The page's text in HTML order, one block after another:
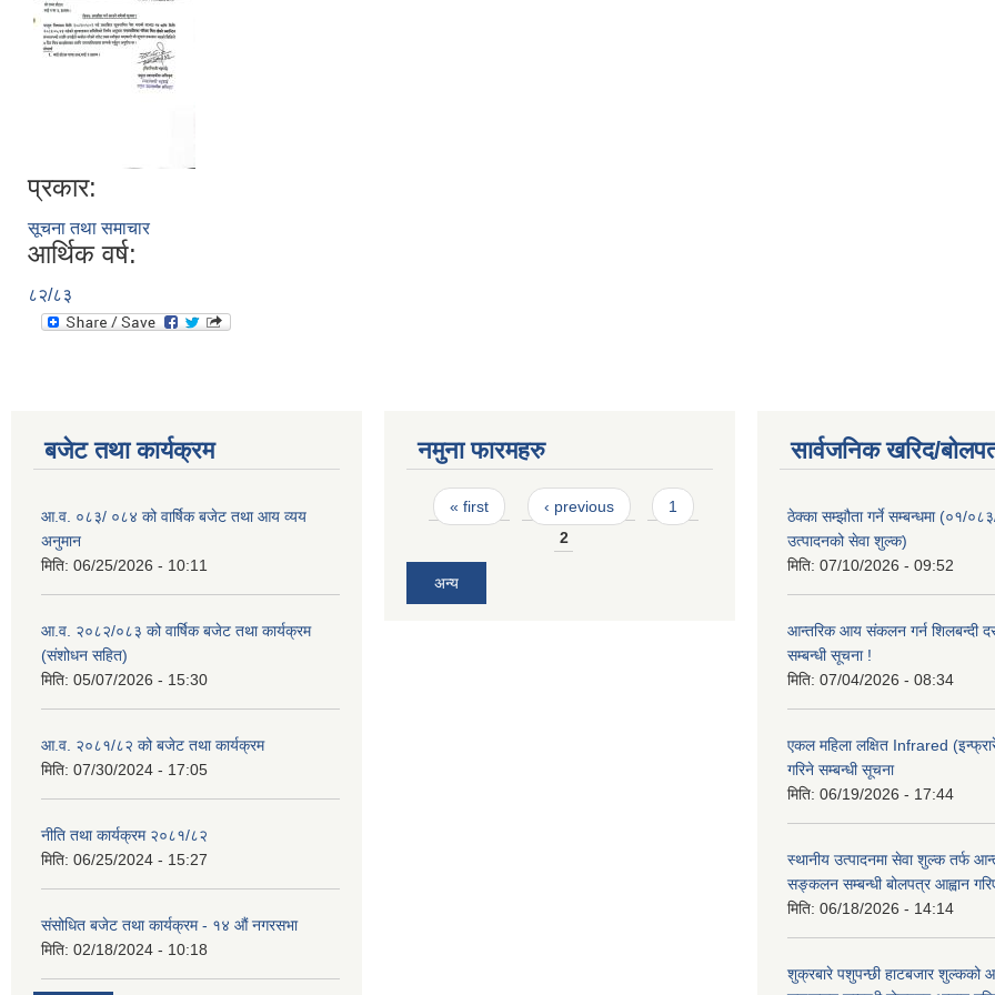
प्रकार:
सूचना तथा समाचार
आर्थिक वर्ष:
८२/८३
बजेट तथा कार्यक्रम
आ.व. ०८३/ ०८४ को वार्षिक बजेट तथा आय व्यय
अनुमान
मिति: 06/25/2026 - 10:11
आ.व. २०८२/०८३ को वार्षिक बजेट तथा कार्यक्रम
(संशोधन सहित)
मिति: 05/07/2026 - 15:30
आ.व. २०८१/८२ को बजेट तथा कार्यक्रम
मिति: 07/30/2024 - 17:05
नीति तथा कार्यक्रम २०८१/८२
मिति: 06/25/2024 - 15:27
संसोधित बजेट तथा कार्यक्रम - १४ औं नगरसभा
मिति: 02/18/2024 - 10:18
नमुना फारमहरु
Pages
« first ‹ previous
1
2
अन्य
सार्वजनिक खरिद/
ठेक्का सम्झौता गर्ने सम्बन्धमा (०१/
उत्पादनको सेवा शुल्क)
मिति: 07/10/2026 - 09:52
आन्तरिक आय संकलन गर्न शिलबन्दी
सम्बन्धी सूचना !
मिति: 07/04/2026 - 08:34
एकल महिला लक्षित Infrared
गरिने सम्बन्धी सूचना
मिति: 06/19/2026 - 17:44
स्थानीय उत्पादनमा सेवा शुल्क तर्फ
सङ्कलन सम्बन्धी बोलपत्र आह्वान
मिति: 06/18/2026 - 14:14
शुक्रबारे पशुपन्छी हाटबजार शुल्कको